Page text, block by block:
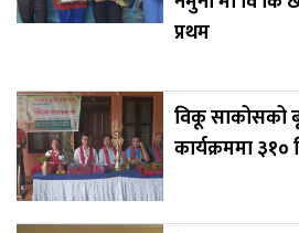
प्रथम
विकू साकोसको
कार्यक्रममा